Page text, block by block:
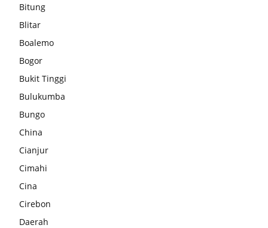
Bitung
Blitar
Boalemo
Bogor
Bukit Tinggi
Bulukumba
Bungo
China
Cianjur
Cimahi
Cina
Cirebon
Daerah